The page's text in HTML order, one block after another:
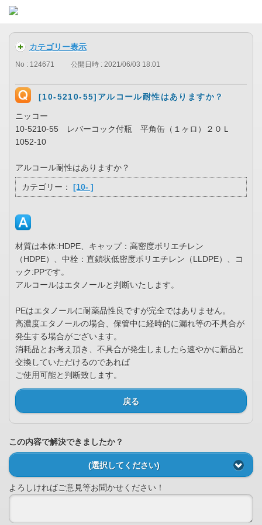
カテゴリー表示
No : 124671 公開日時 : 2021/06/03 18:01
[10-5210-55]アルコール耐性はありますか？
ニッコー
10-5210-55 レバーコック付瓶 平角缶（１ヶロ）２０Ｌ
1052-10
アルコール耐性はありますか？
カテゴリー： [10- ]
材質は本体:HDPE、キャップ：高密度ポリエチレン
（HDPE）、中栓：直鎖状低密度ポリエチレン（LLDPE）、コ
ック:PPです。
アルコールはエタノールと判断いたします。
PEはエタノールに耐薬品性良ですが完全ではありません。
高濃度エタノールの場合、保管中に経時的に漏れ等の不具合が
発生する場合がございます。
消耗品とお考え頂き、不具合が発生しましたら速やかに新品と
交換していただけるのであれば
ご使用可能と判断致します。
戻る
この内容で解決できましたか？
(選択してください)
よろしければご意見等お聞かせください！